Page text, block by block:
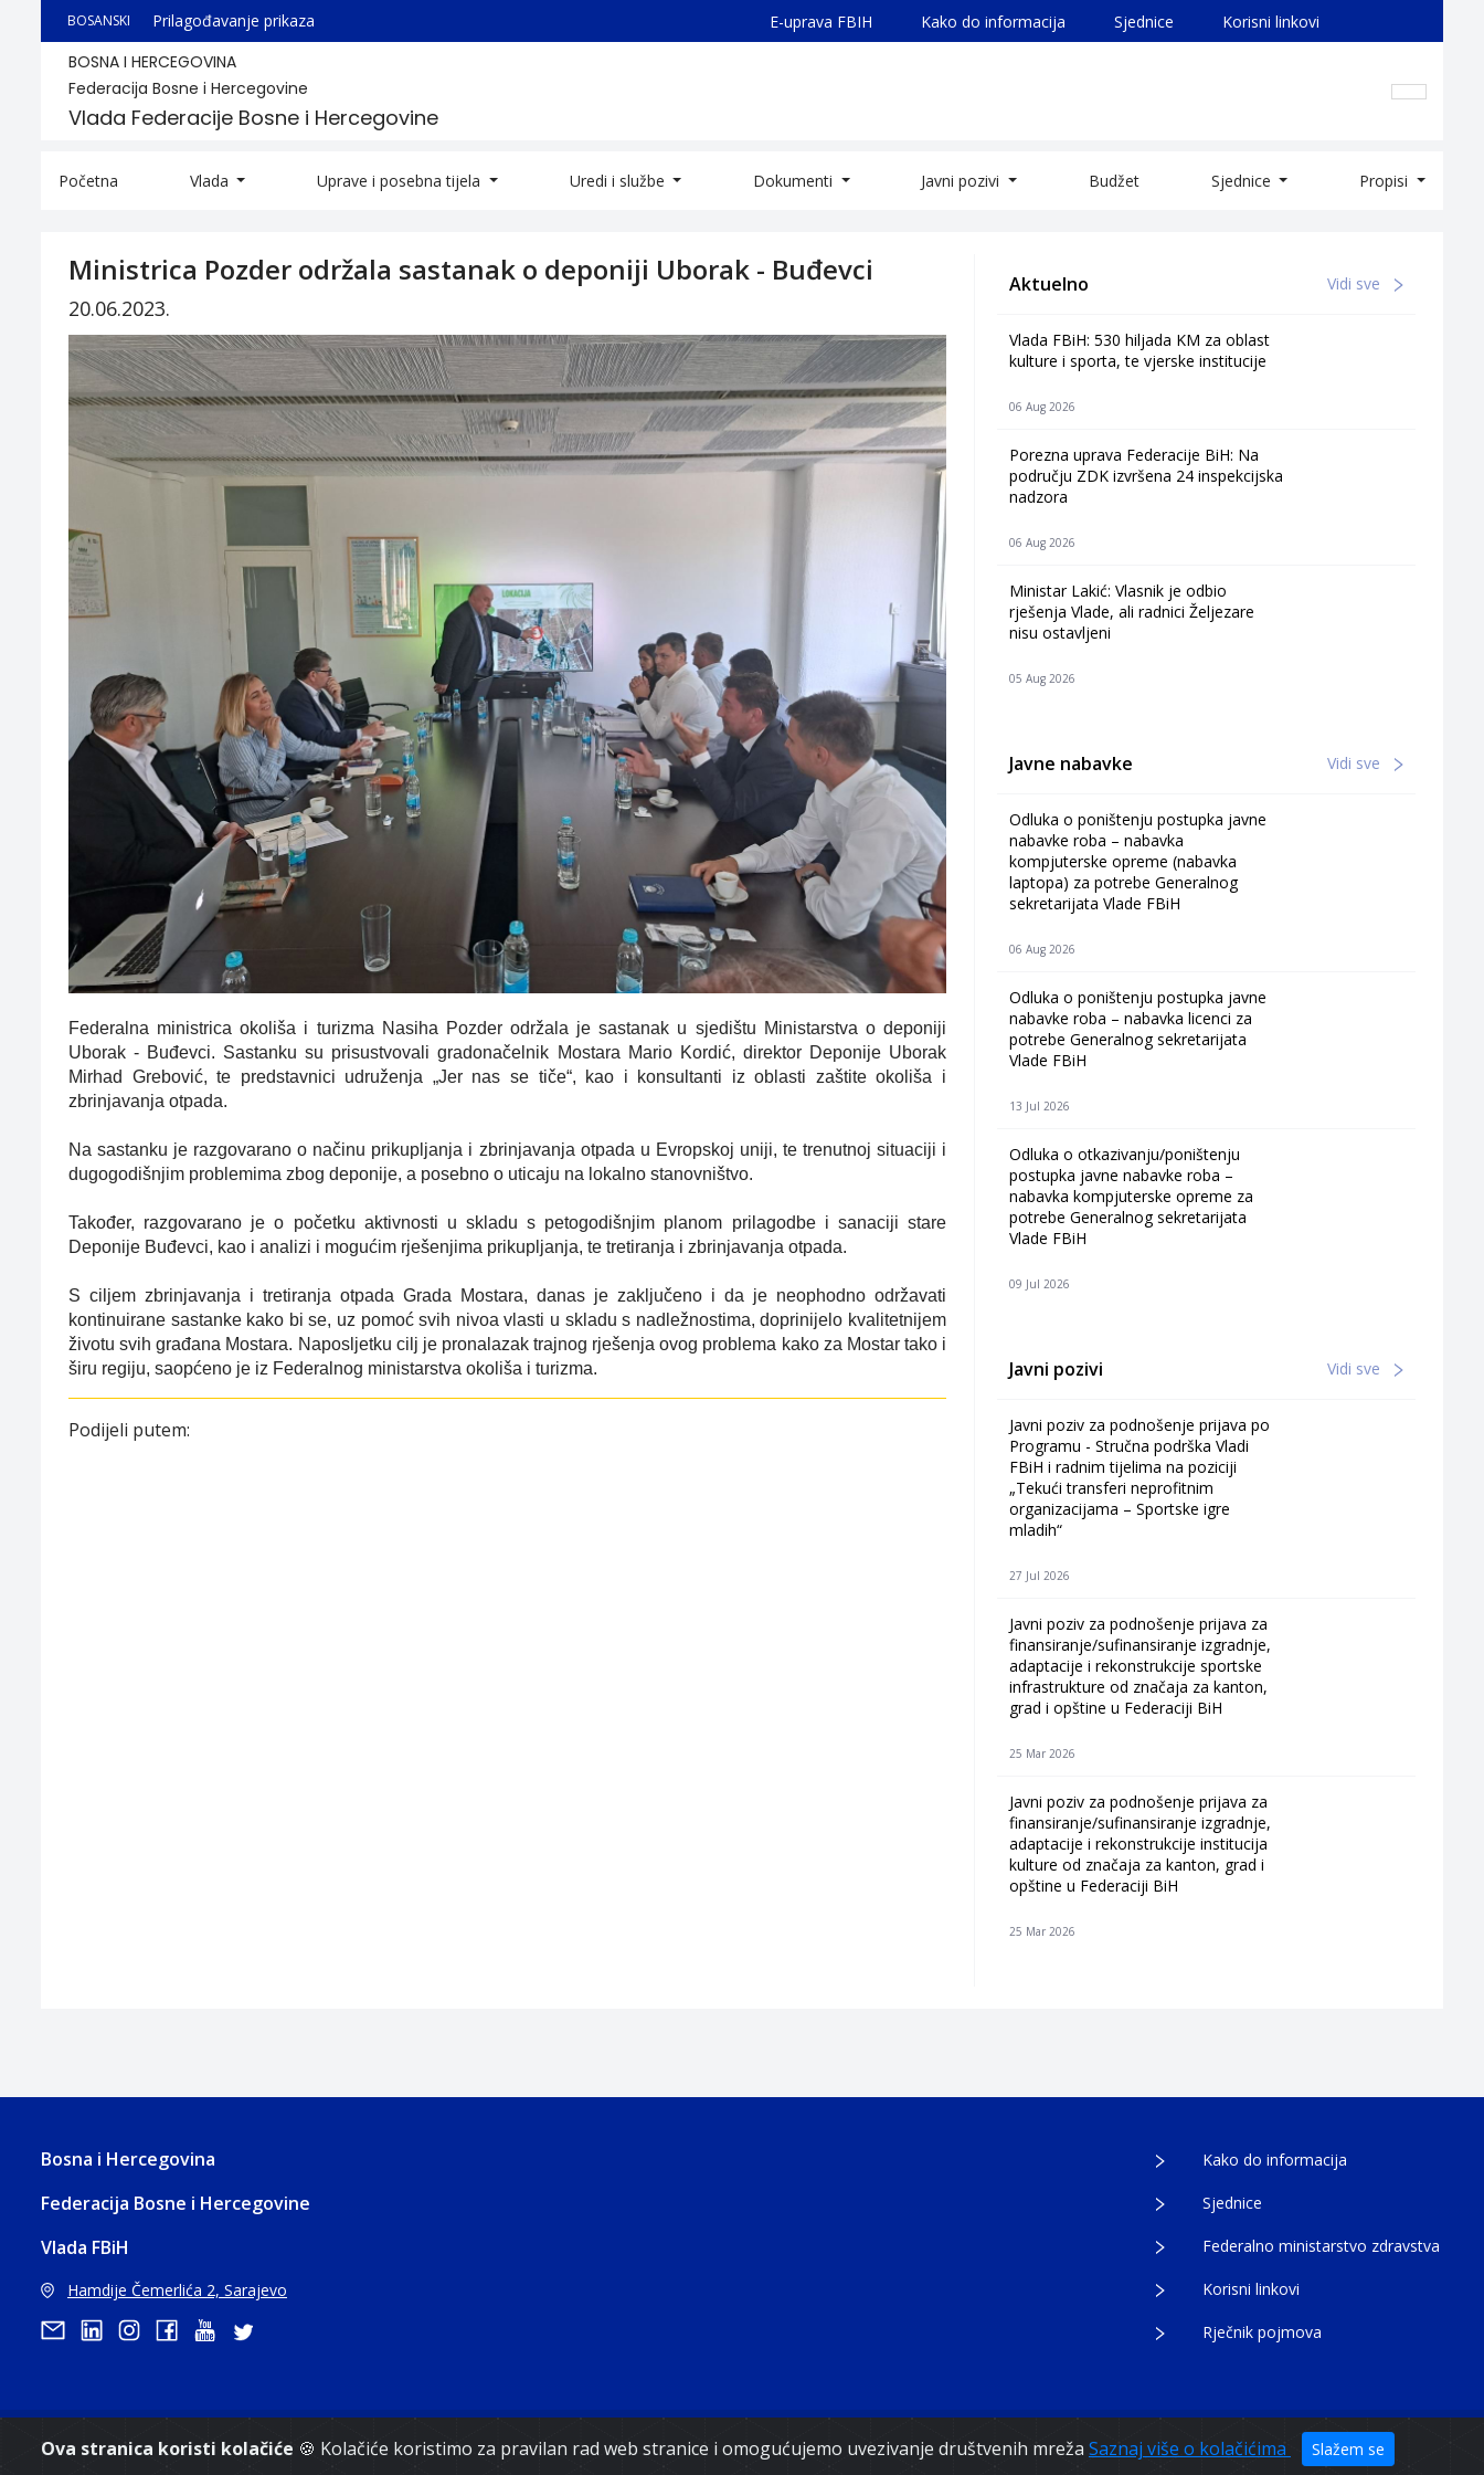
Ova stranica koristi kolačiće 🍪 Kolačiće koristimo za pravilan rad web stranice i omogućujemo uvezivanje društvenih mreža Saznaj više o kolačićima Slažem se
BOSANSKI Prilagođavanje prikaza E-uprava FBIH Kako do informacija Sjednice Korisni linkovi
BOSNA I HERCEGOVINA
Federacija Bosne i Hercegovine
Vlada Federacije Bosne i Hercegovine
Početna Vlada Uprave i posebna tijela Uredi i službe Dokumenti Javni pozivi Budžet Sjednice Propisi
Ministrica Pozder održala sastanak o deponiji Uborak - Buđevci
20.06.2023.
Federalna ministrica okoliša i turizma Nasiha Pozder održala je sastanak u sjedištu Ministarstva o deponiji
Uborak - Buđevci. Sastanku su prisustvovali gradonačelnik Mostara Mario Kordić, direktor Deponije Uborak
Mirhad Grebović, te predstavnici udruženja „Jer nas se tiče“, kao i konsultanti iz oblasti zaštite okoliša i
zbrinjavanja otpada.
Na sastanku je razgovarano o načinu prikupljanja i zbrinjavanja otpada u Evropskoj uniji, te trenutnoj situaciji i
dugogodišnjim problemima zbog deponije, a posebno o uticaju na lokalno stanovništvo.
Također, razgovarano je o početku aktivnosti u skladu s petogodišnjim planom prilagodbe i sanaciji stare
Deponije Buđevci, kao i analizi i mogućim rješenjima prikupljanja, te tretiranja i zbrinjavanja otpada.
S ciljem zbrinjavanja i tretiranja otpada Grada Mostara, danas je zaključeno i da je neophodno održavati
kontinuirane sastanke kako bi se, uz pomoć svih nivoa vlasti u skladu s nadležnostima, doprinijelo kvalitetnijem
životu svih građana Mostara. Naposljetku cilj je pronalazak trajnog rješenja ovog problema kako za Mostar tako i
širu regiju, saopćeno je iz Federalnog ministarstva okoliša i turizma.
Podijeli putem:
Aktuelno Vidi sve
Vlada FBiH: 530 hiljada KM za oblast
kulture i sporta, te vjerske institucije
06 Aug 2026
Porezna uprava Federacije BiH: Na
području ZDK izvršena 24 inspekcijska
nadzora
06 Aug 2026
Ministar Lakić: Vlasnik je odbio
rješenja Vlade, ali radnici Željezare
nisu ostavljeni
05 Aug 2026
Javne nabavke Vidi sve
Odluka o poništenju postupka javne
nabavke roba – nabavka
kompjuterske opreme (nabavka
laptopa) za potrebe Generalnog
sekretarijata Vlade FBiH
06 Aug 2026
Odluka o poništenju postupka javne
nabavke roba – nabavka licenci za
potrebe Generalnog sekretarijata
Vlade FBiH
13 Jul 2026
Odluka o otkazivanju/poništenju
postupka javne nabavke roba –
nabavka kompjuterske opreme za
potrebe Generalnog sekretarijata
Vlade FBiH
09 Jul 2026
Javni pozivi Vidi sve
Javni poziv za podnošenje prijava po
Programu - Stručna podrška Vladi
FBiH i radnim tijelima na poziciji
„Tekući transferi neprofitnim
organizacijama – Sportske igre
mladih“
27 Jul 2026
Javni poziv za podnošenje prijava za
finansiranje/sufinansiranje izgradnje,
adaptacije i rekonstrukcije sportske
infrastrukture od značaja za kanton,
grad i opštine u Federaciji BiH
25 Mar 2026
Javni poziv za podnošenje prijava za
finansiranje/sufinansiranje izgradnje,
adaptacije i rekonstrukcije institucija
kulture od značaja za kanton, grad i
opštine u Federaciji BiH
25 Mar 2026
Bosna i Hercegovina
Federacija Bosne i Hercegovine
Vlada FBiH
Hamdije Čemerlića 2, Sarajevo
Kako do informacija
Sjednice
Federalno ministarstvo zdravstva
Korisni linkovi
Rječnik pojmova
Copyright 2021. Vlada Federacije Bosne i Hercegovine